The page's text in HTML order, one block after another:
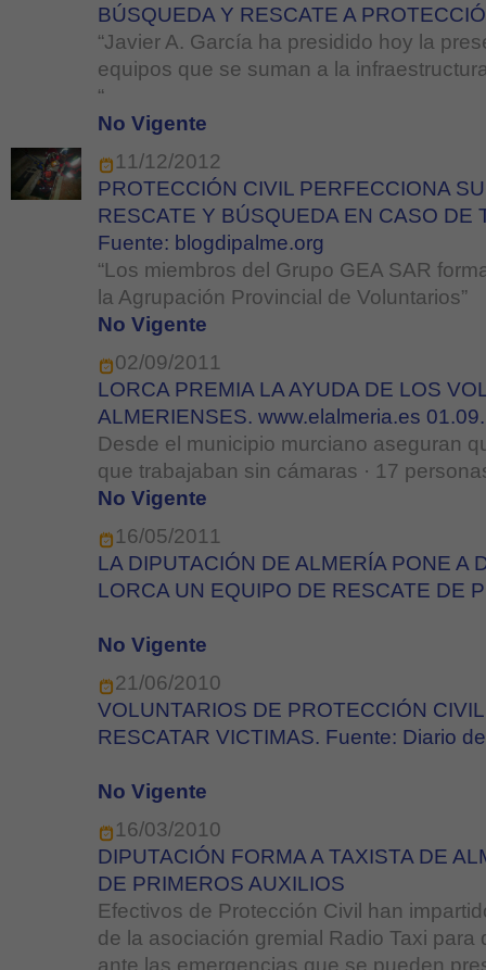
BÚSQUEDA Y RESCATE A
“Javier A. García ha presidido hoy la
equipos que se suman a la
“
No Vigente
11/12/2012
PROTECCIÓN CIVIL PERFECCIONA
RESCATE Y BÚSQUEDA EN CASO DE
Fuente: blogdipalme.org
“Los miembros del Grupo GEA SAR
la Agrupación Provincial de Voluntarios”
No Vigente
02/09/2011
LORCA PREMIA LA AYUDA DE LOS
ALMERIENSES. www.elalmeria.es
Desde el municipio murciano aseguran
que trabajaban sin cámaras · 17
No Vigente
16/05/2011
LA DIPUTACIÓN DE ALMERÍA PONE A
LORCA UN EQUIPO DE RESCATE DE
No Vigente
21/06/2010
VOLUNTARIOS DE PROTECCIÓN
RESCATAR VICTIMAS. Fuente: Diario
No Vigente
16/03/2010
DIPUTACIÓN FORMA A TAXISTA DE
DE PRIMEROS AUXILIOS
Efectivos de Protección Civil han
de la asociación gremial Radio Taxi para
ante las emergencias que se pueden